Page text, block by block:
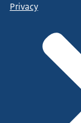
Privacy